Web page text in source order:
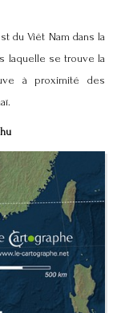
du Viêt Nam dans la
laquelle se trouve la
à proximité des